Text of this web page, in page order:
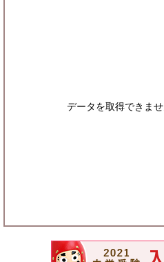
データを取得できま